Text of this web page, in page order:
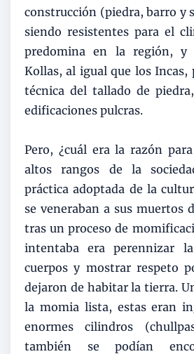
construcción (piedra, barro y
siendo resistentes para el
predomina en la región, y
Kollas, al igual que los Incas,
técnica del tallado de
edificaciones pulcras.
Pero, ¿cuál era la razón
altos rangos de la
práctica adoptada de la
se veneraban a sus muertos
tras un proceso de
intentaba era perennizar
cuerpos y mostrar respeto
dejaron de habitar la tierra.
la momia lista, estas eran
enormes cilindros
también se podían